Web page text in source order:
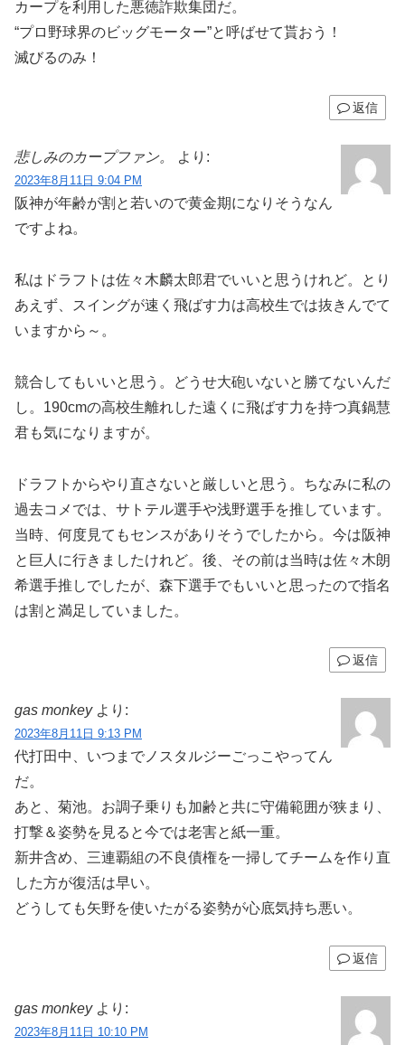
カープを利用した悪徳詐欺集団だ。
“プロ野球界のビッグモーター”と呼ばせて貰おう！
滅びるのみ！
返信
悲しみのカープファン。 より:
2023年8月11日 9:04 PM
阪神が年齢が割と若いので黄金期になりそうなん
ですよね。
私はドラフトは佐々木麟太郎君でいいと思うけれど。とり
あえず、スイングが速く飛ばす力は高校生では抜きんでて
いますから～。
競合してもいいと思う。どうせ大砲いないと勝てないんだ
し。190cmの高校生離れした遠くに飛ばす力を持つ真鍋慧
君も気になりますが。
ドラフトからやり直さないと厳しいと思う。ちなみに私の
過去コメでは、サトテル選手や浅野選手を推しています。
当時、何度見てもセンスがありそうでしたから。今は阪神
と巨人に行きましたけれど。後、その前は当時は佐々木朗
希選手推しでしたが、森下選手でもいいと思ったので指名
は割と満足していました。
返信
gas monkey より:
2023年8月11日 9:13 PM
代打田中、いつまでノスタルジーごっこやってん
だ。
あと、菊池。お調子乗りも加齢と共に守備範囲が狭まり、
打撃＆姿勢を見ると今では老害と紙一重。
新井含め、三連覇組の不良債権を一掃してチームを作り直
した方が復活は早い。
どうしても矢野を使いたがる姿勢が心底気持ち悪い。
返信
gas monkey より:
2023年8月11日 10:10 PM